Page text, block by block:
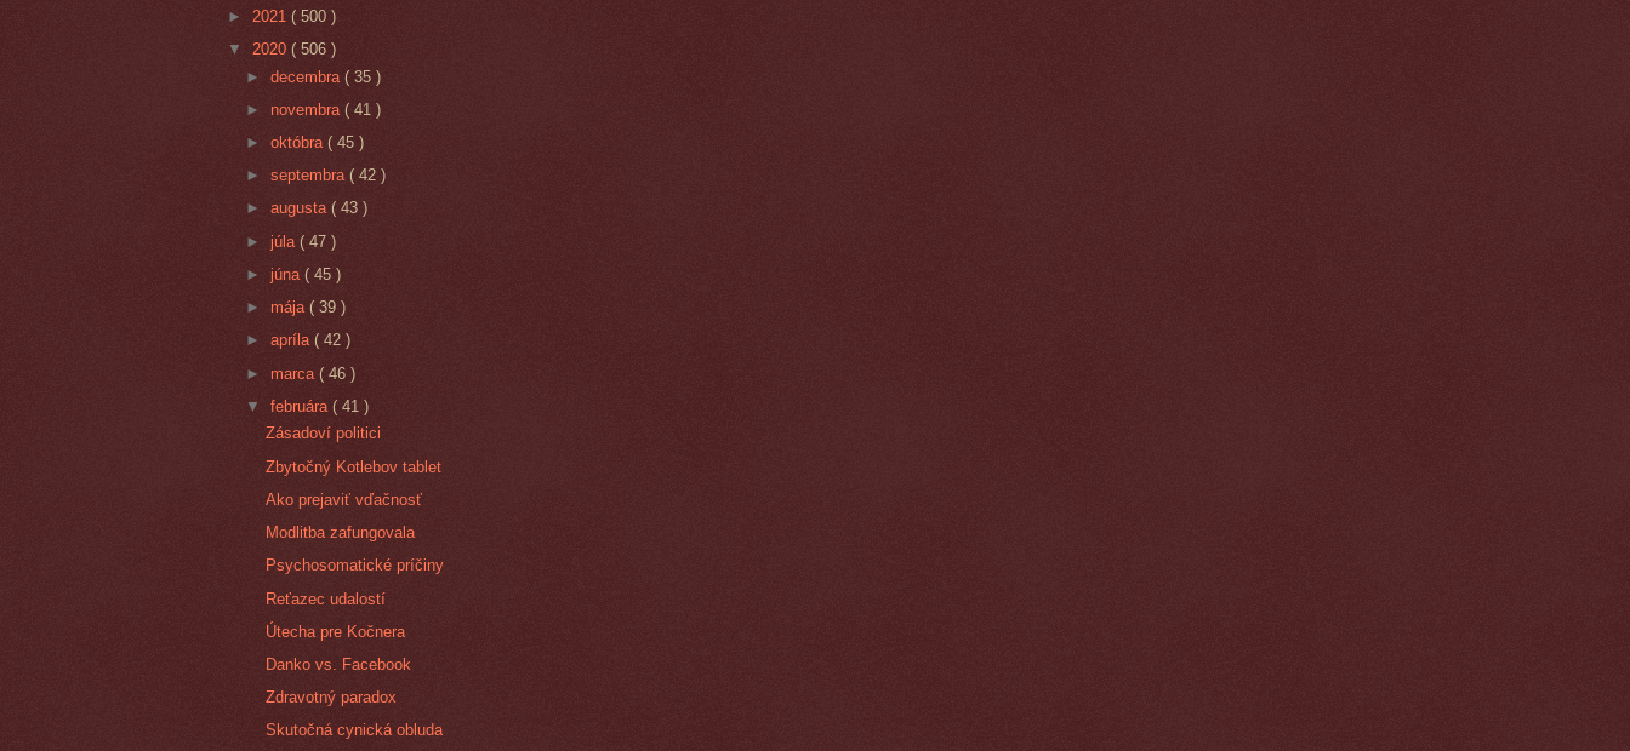
► 2021 ( 500 )
▼ 2020 ( 506 )
►decembra( 35 )
► novembra( 41 )
►októbra( 45 )
►septembra( 42 )
►augusta( 43 )
►júla( 47 )
►júna( 45 )
►mája( 39 )
►apríla( 42 )
►marca( 46 )
▼februára( 41 )
Zásadoví politici
Zbytočný Kotlebov tablet
Ako prejaviť vďačnosť
Modlitba zafungovala
Psychosomatické príčiny
Reťazec udalostí
Útecha pre Kočnera
Danko vs. Facebook
Zdravotný paradox
Skutočná cynická obluda